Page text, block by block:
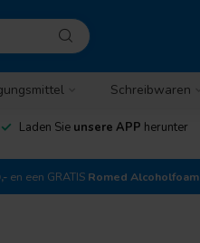
Schreibwaren
Laden Sie unsere APP herunter
en een GRATIS Romed Alcoholfoam